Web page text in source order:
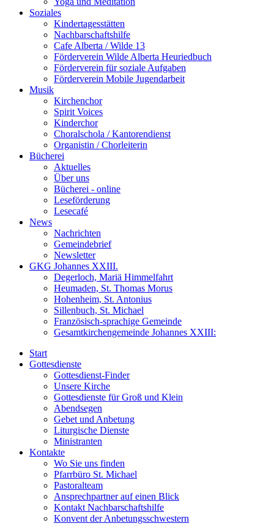
Soziales
Kindertagesstätten
Nachbarschaftshilfe
Cafe Alberta / Wilde 13
Förderverein Wilde Alberta Heuriedbuch
Förderverein für soziale Aufgaben
Förderverein Mobile Jugendarbeit
Musik
Kirchenchor
Spirit Voices
Kinderchor
Choralschola / Kantorendienst
Organistin / Chorleiterin
Bücherei
Aktuelles
Über uns
Bücherei - online
Leseförderung
Lesecafé
News
Nachrichten
Gemeindebrief
Newsletter
GKG Johannes XXIII.
Degerloch, Mariä Himmelfahrt
Heumaden, St. Thomas Morus
Hohenheim, St. Antonius
Sillenbuch, St. Michael
Französisch-sprachige Gemeinde
Gesamtkirchengemeinde Johannes XXIII:
Start
Gottesdienste
Gottesdienst-Finder
Unsere Kirche
Gottesdienste für Groß und Klein
Abendsegen
Gebet und Anbetung
Liturgische Dienste
Ministranten
Kontakte
Wo Sie uns finden
Pfarrbüro St. Michael
Pastoralteam
Ansprechpartner auf einen Blick
Kontakt Nachbarschaftshilfe
Konvent der Anbetungsschwestern